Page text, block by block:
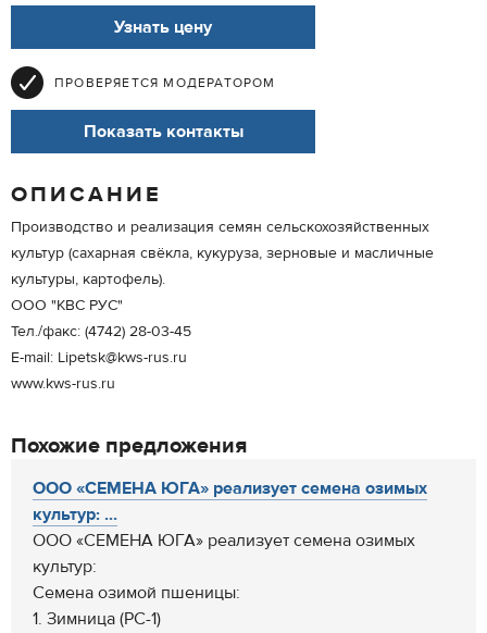
Узнать цену
ПРОВЕРЯЕТСЯ МОДЕРАТОРОМ
Показать контакты
ОПИСАНИЕ
Производство и реализация семян сельскохозяйственных
культур (сахарная свёкла, кукуруза, зерновые и масличные
культуры, картофель).
ООО "КВС РУС"
Тел./факс: (4742) 28-03-45
E-mail: Lipetsk@kws-rus.ru
www.kws-rus.ru
Похожие предложения
ООО «СЕМЕНА ЮГА» реализует семена озимых
культур: ...
ООО «СЕМЕНА ЮГА» реализует семена озимых
культур:
Семена озимой пшеницы:
1. Зимница (РС-1)